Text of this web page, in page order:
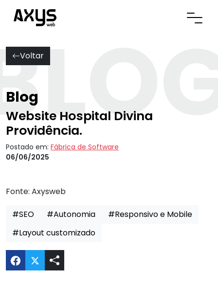
Abrir
Voltar
Blog
Website Hospital Divina
Providência.
Postado em: Fábrica de Software
06/06/2025
Fonte: Axysweb
#SEO #Autonomia
#Responsivo e Mobile
#Layout customizado
Compartilhar Website Hospital Divina